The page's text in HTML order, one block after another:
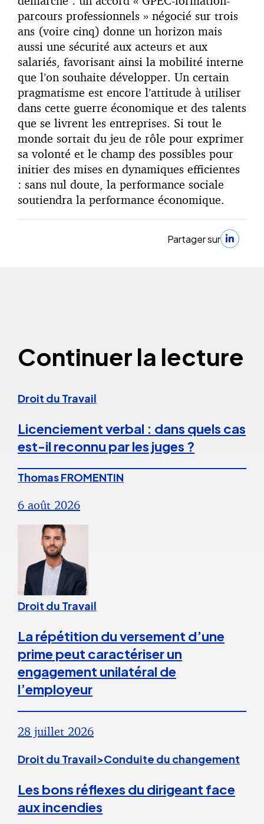
parcours professionnels » négocié sur trois
ans (voire cinq) donne un horizon mais
aussi une sécurité aux acteurs et aux
salariés, favorisant ainsi la mobilité interne
que l’on souhaite développer. Un certain
pragmatisme est encore l’attitude à utiliser
dans cette guerre économique et des talents
que se livrent les entreprises. Si tout le
monde sortait du jeu de rôle pour exprimer
sa volonté et le champ des possibles pour
initier des mises en dynamiques efficientes
: sans nul doute, la performance sociale
soutiendra la performance économique.
Partager sur
Continuer la lecture
Droit du Travail
Licenciement verbal : dans quels cas
est-il reconnu par les juges ?
Thomas FROMENTIN
6 août 2026
Droit du Travail
La répétition du versement d’une
prime peut caractériser un
engagement unilatéral de
l’employeur
28 juillet 2026
Droit du Travail>Conduite du changement
Les bons réflexes du dirigeant face
aux incendies